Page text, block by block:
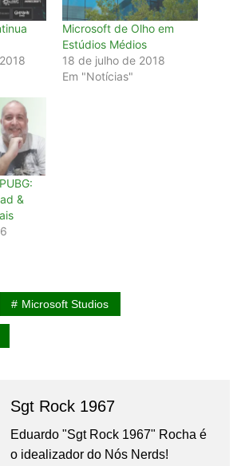
Microsoft de Olho em
Estúdios Médios
18 de julho de 2018
Em "Notícias"
&
Microsoft Studios
Sgt Rock 1967
Eduardo "Sgt Rock 1967" Rocha é
o idealizador do Nós Nerds!